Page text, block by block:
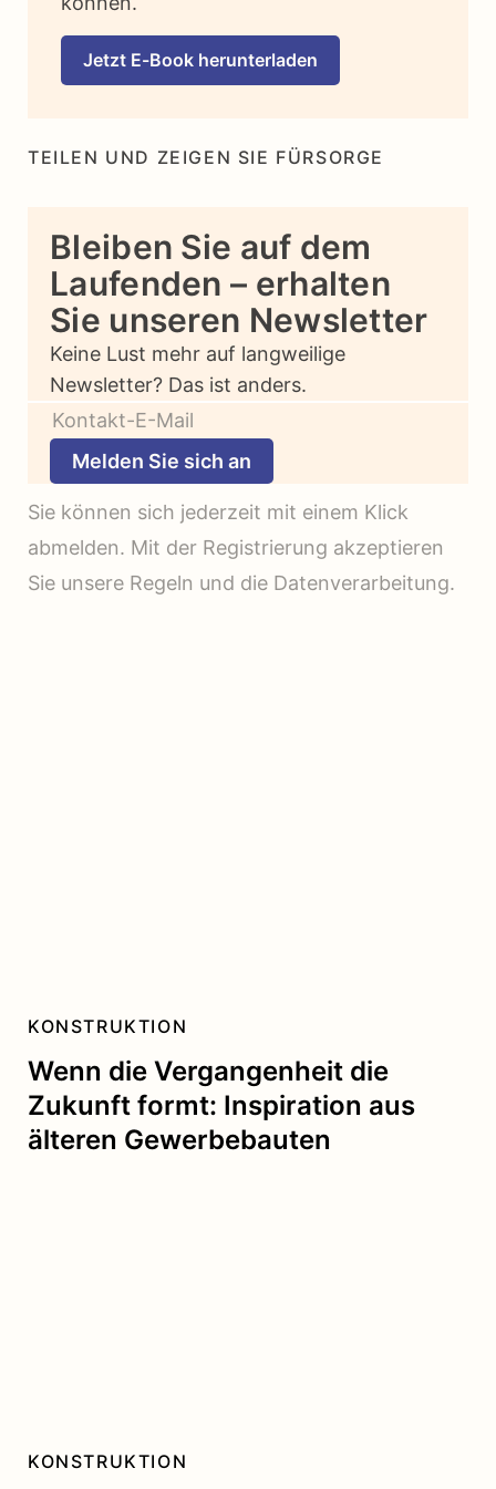
TEILEN UND ZEIGEN SIE FÜRSORGE
Bleiben Sie auf dem
Laufenden – erhalten
Sie unseren Newsletter
Keine Lust mehr auf langweilige
Newsletter? Das ist anders.
Melden Sie sich an
Sie können sich jederzeit mit einem Klick
abmelden. Mit der Registrierung akzeptieren
Sie unsere Regeln und die Datenverarbeitung.
Jetzt E-Book herunterladen
Wenn die Vergangenheit die
Zukunft formt: Inspiration aus
älteren Gewerbebauten
KONSTRUKTION
KONSTRUKTION